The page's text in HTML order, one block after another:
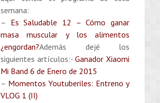
semana:
– Es Saludable 12 – Cómo ganar
masa muscular y los alimentos
¿engordan?Además dejé los
siguientes artículos:-Ganador Xiaomi
Mi Band 6 de Enero de 2015
– Momentos Youtuberiles: Entreno y
VLOG 1 (II)